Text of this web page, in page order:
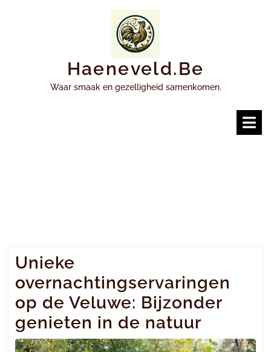
Haeneveld.be
Waar smaak en gezelligheid samenkomen.
Unieke
overnachtingservaringen
op de Veluwe: Bijzonder
genieten in de natuur